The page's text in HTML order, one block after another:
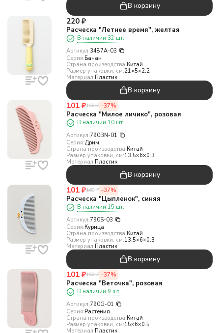
В корзину
220 ₽
Расческа "Летнее время", желтая
В наличии 32 шт.
Артикул:3487A-03
Серия:Банан
Страна производства:Китай
Размер упаковки, см:21×5×2.2
Материал:Пластик
В корзину
101 ₽160 ₽ -37%
Расческа "Милое личико", розовая
В наличии 10 шт.
Артикул:790BN-01
Серия:Дрим
Страна производства:Китай
Размер упаковки, см:13.5×6×0.3
Материал:Пластик
В корзину
101 ₽160 ₽ -37%
Расческа "Цыпленок", синяя
В наличии 15 шт.
Артикул:790S-03
Серия:Курица
Страна производства:Китай
Размер упаковки, см:13.5×6×0.3
Материал:Пластик
В корзину
101 ₽160 ₽ -37%
Расческа "Веточка", розовая
В наличии 9 шт.
Артикул:790G-01
Серия:Растения
Страна производства:Китай
Размер упаковки, см:15×6×0.5
Материал:Пластик